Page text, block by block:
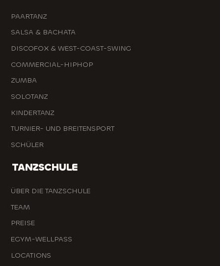
PAARTANZ
SALSA & BACHATA
DISCOFOX & WEST-COAST-SWING
COMMERCIAL-HIPHOP
ZUMBA
SOLOTANZ
KINDERTANZ
TURNIER- UND BREITENSPORT
SCHÜLER
TANZSCHULE
ÜBER DIE TANZSCHULE
TEAM
PREISE
EGYM-WELLPASS
LOCATIONS